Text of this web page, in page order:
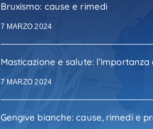
Bruxismo: cause e rimedi
7 MARZO 2024
Masticazione e salute:
7 MARZO 2024
Gengive bianche: cause, rimedi e